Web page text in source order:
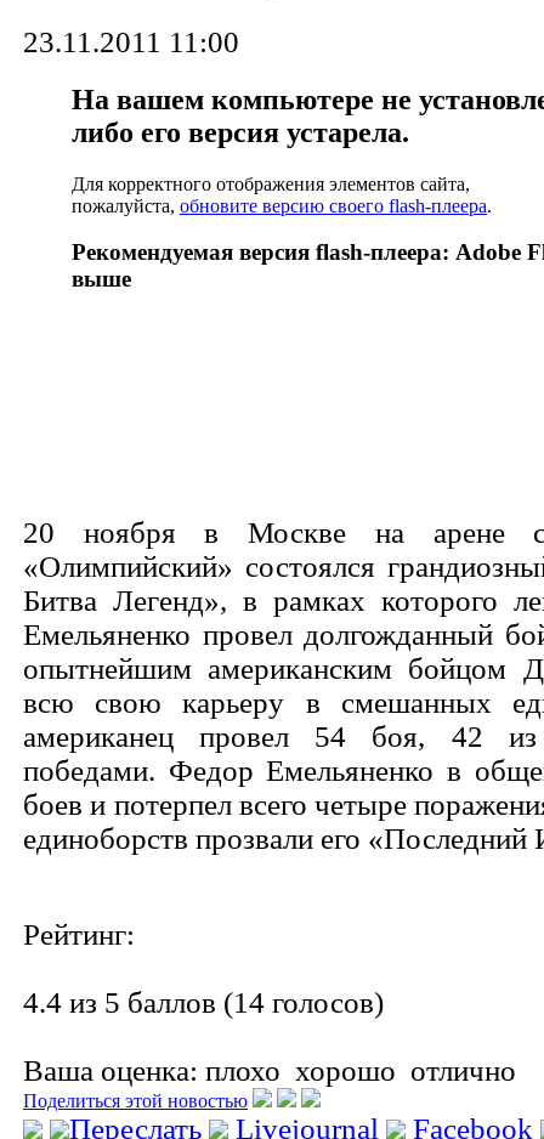
23.11.2011 11:00
На вашем компьютере не
либо его версия устарела.
Для корректного отображения элементов сайта,
пожалуйста, обновите версию своего flash-плеера.
Рекомендуемая версия flash-плеера: Adobe
выше
20 ноября в Москве на арене
«Олимпийский» состоялся
Битва Легенд», в рамках которого
Емельяненко провел долгожданный
опытнейшим американским бойцом
всю свою карьеру в смешанных
американец провел 54 боя, 42 из
победами. Федор Емельяненко в
боев и потерпел всего четыре
единоборств прозвали его «Последний
Рейтинг:
4.4 из 5 баллов (14 голосов)
Ваша оценка: плохо хорошо отлично
Поделиться этой новостью
Переслать Livejournal Facebook